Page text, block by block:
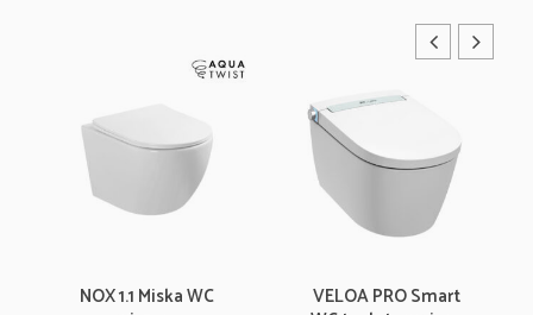
NOX 1.1 Miska WC
VELOA PRO Smart